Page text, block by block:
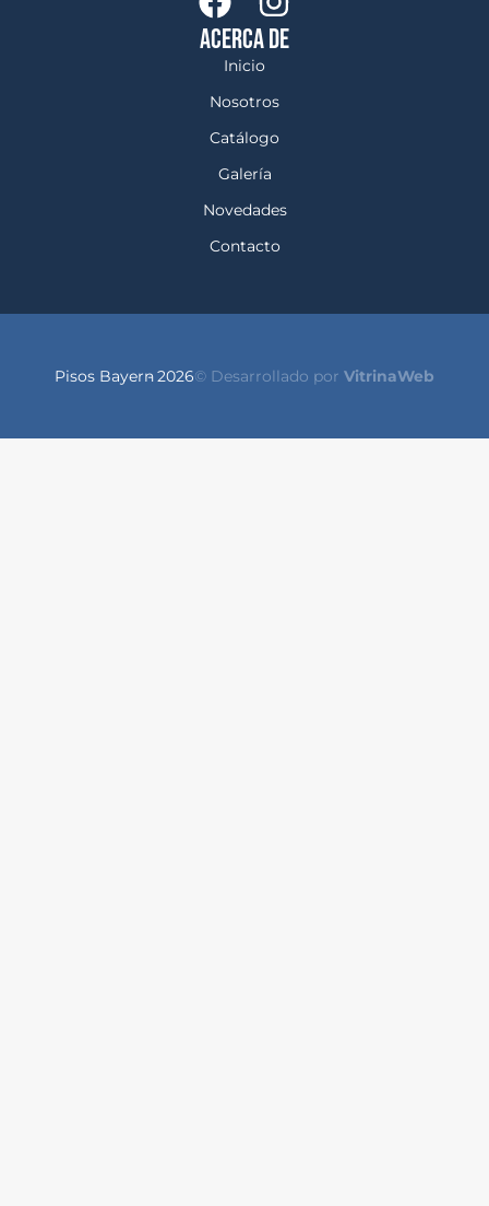
ACERCA DE
Inicio
Nosotros
Catálogo
Galería
Novedades
Contacto
Pisos Bayern- 2026© Desarrollado por VitrinaWeb